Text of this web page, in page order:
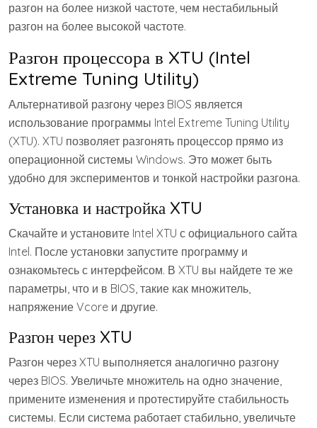
разгон на более низкой частоте, чем нестабильный
разгон на более высокой частоте.
Разгон процессора в XTU (Intel
Extreme Tuning Utility)
Альтернативой разгону через BIOS является
использование программы Intel Extreme Tuning Utility
(XTU). XTU позволяет разгонять процессор прямо из
операционной системы Windows. Это может быть
удобно для экспериментов и тонкой настройки разгона.
Установка и настройка XTU
Скачайте и установите Intel XTU с официального сайта
Intel. После установки запустите программу и
ознакомьтесь с интерфейсом. В XTU вы найдете те же
параметры, что и в BIOS, такие как множитель,
напряжение Vcore и другие.
Разгон через XTU
Разгон через XTU выполняется аналогично разгону
через BIOS. Увеличьте множитель на одно значение,
примените изменения и протестируйте стабильность
системы. Если система работает стабильно, увеличьте